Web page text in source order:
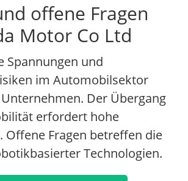
offene Fragen
Motor Co Ltd
Spannungen und
im Automobilsektor
Der Übergang
erfordert hohe
Offene Fragen betreffen die
Technologien.